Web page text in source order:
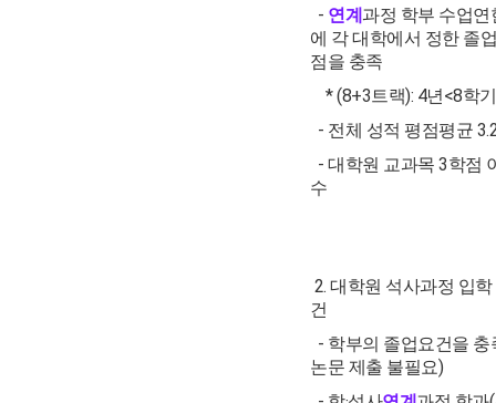
- 연계과정 학부 수업
에 각 대학에서 정한 졸
점을 충족
*(8+3트랙): 4년<8학
- 전체 성적 평점평균
- 대학원 교과목 3학점
수
2. 대학원 석사과정 입
건
- 학부의 졸업요건을 충
논문 제출 불필요)